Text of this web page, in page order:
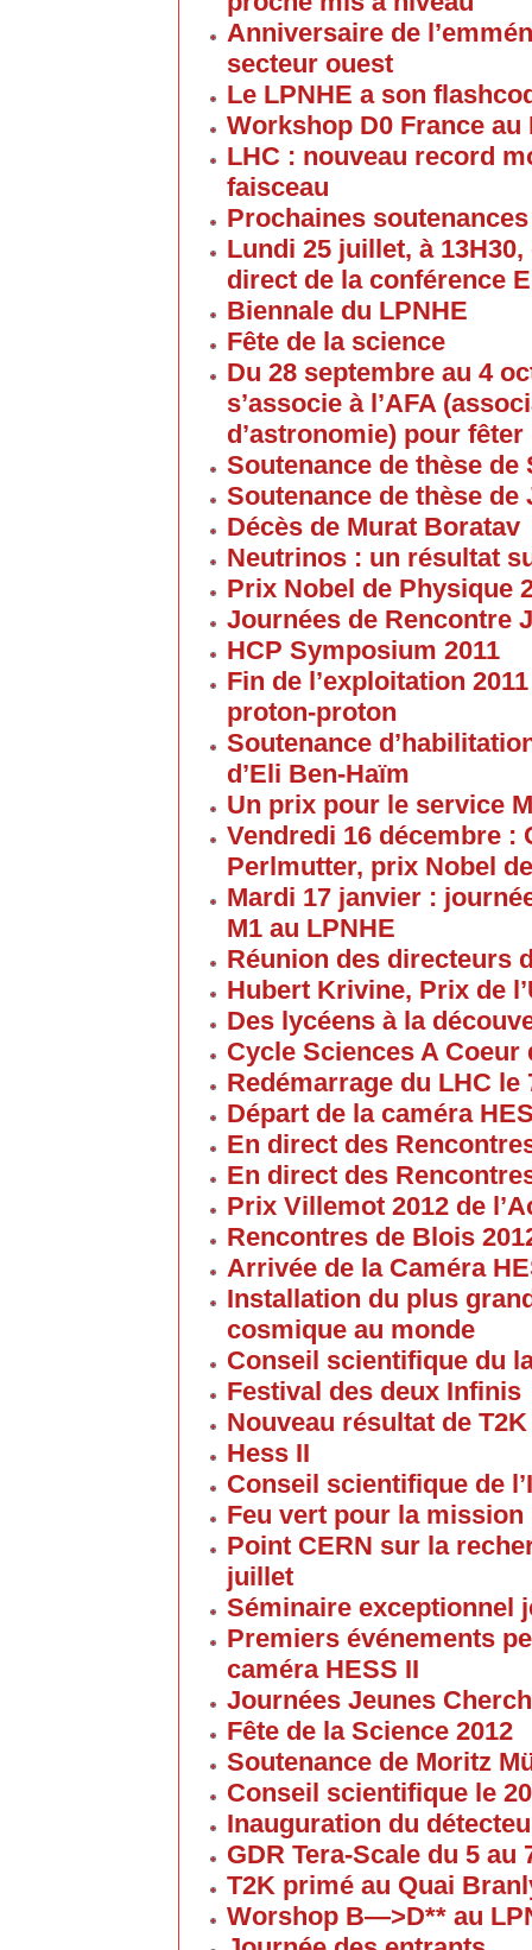
Anniversaire de
secteur ouest
Le LPNHE a son
Workshop D0 France au
LHC : nouveau record
faisceau
Prochaines
Lundi 25 juillet, à
direct de la conférence
Biennale du LPNHE
Fête de la science
Du 28 septembre au 4
s’associe à l’AFA
d’astronomie) pour fêter
Soutenance de thèse
Soutenance de thèse
Décès de Murat Boratav
Neutrinos : un résultat
Prix Nobel de Physique
Journées de Rencontre
HCP Symposium 2011
Fin de l’exploitation
proton-proton
Soutenance
d’Eli Ben-Haïm
Un prix pour le service
Vendredi 16 décembre :
Perlmutter, prix Nobel
Mardi 17 janvier :
M1 au LPNHE
Réunion des directeurs
Hubert Krivine, Prix de
Des lycéens à la
Cycle Sciences A Coeur
Redémarrage du LHC le
Départ de la caméra
En direct des
En direct des
Prix Villemot 2012 de
Rencontres de Blois
Arrivée de la Caméra
Installation du plus
cosmique au monde
Conseil scientifique du
Festival des deux Infinis
Nouveau résultat de T2K
Hess II
Conseil scientifique de
Feu vert pour la
Point CERN sur la
juillet
Séminaire exceptionnel
Premiers événements
caméra HESS II
Journées Jeunes
Fête de la Science 2012
Soutenance de Moritz
Conseil scientifique le
Inauguration du
GDR Tera-Scale du 5
T2K primé au Quai
Worshop B—>D** au